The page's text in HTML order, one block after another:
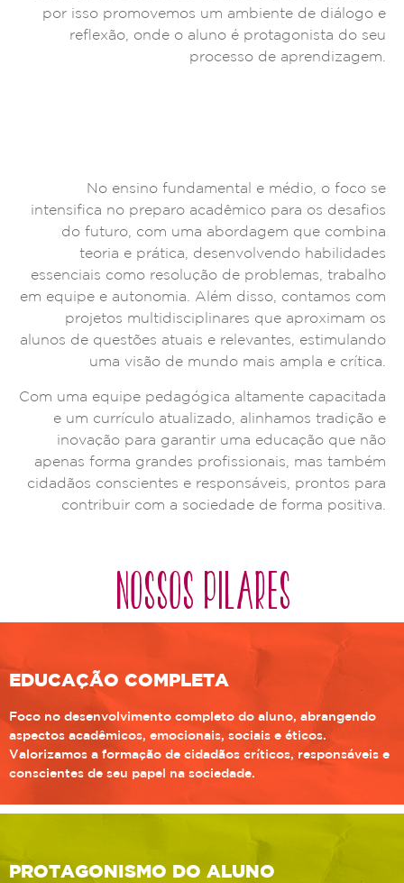
por isso promovemos um ambiente de diálogo e
reflexão, onde o aluno é protagonista do seu
processo de aprendizagem.
No ensino fundamental e médio, o foco se
intensifica no preparo acadêmico para os desafios
do futuro, com uma abordagem que combina
teoria e prática, desenvolvendo habilidades
essenciais como resolução de problemas, trabalho
em equipe e autonomia. Além disso, contamos com
projetos multidisciplinares que aproximam os
alunos de questões atuais e relevantes, estimulando
uma visão de mundo mais ampla e crítica.
Com uma equipe pedagógica altamente capacitada
e um currículo atualizado, alinhamos tradição e
inovação para garantir uma educação que não
apenas forma grandes profissionais, mas também
cidadãos conscientes e responsáveis, prontos para
contribuir com a sociedade de forma positiva.
NOSSOS PILARES
EDUCAÇÃO COMPLETA
Foco no desenvolvimento completo do aluno, abrangendo
aspectos acadêmicos, emocionais, sociais e éticos.
Valorizamos a formação de cidadãos críticos, responsáveis e
conscientes de seu papel na sociedade.
PROTAGONISMO DO ALUNO